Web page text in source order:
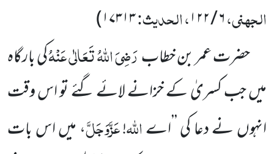
الجہنی،۶/۱۲۲، الحدیث:۱۷۳۱۳)
حضرت عمر بن خطابرَضِیَ اللہُ تَعَالٰی عَنْہُکی بارگاہ
میں جب کسریٰ کے خزانے لائے گئے تو اس وقت
انہوں نےدعا کی ’’اےاللہ!عَزَّوَجَلَّ، میں اس بات